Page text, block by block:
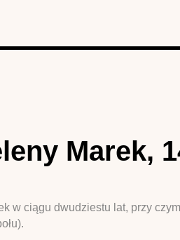
Marek,
w ciągu dwudziestu lat, przy